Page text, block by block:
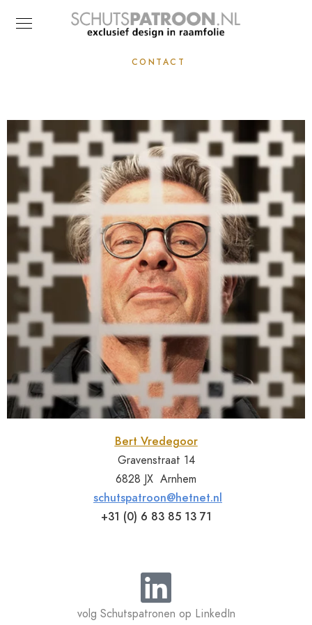
CONTACT
Bert Vredegoor
Gravenstraat 14
6828 JX Arnhem
schutspatroon@hetnet.nl
+31 (0) 6 83 85 13 71
volg Schutspatronen op LinkedIn